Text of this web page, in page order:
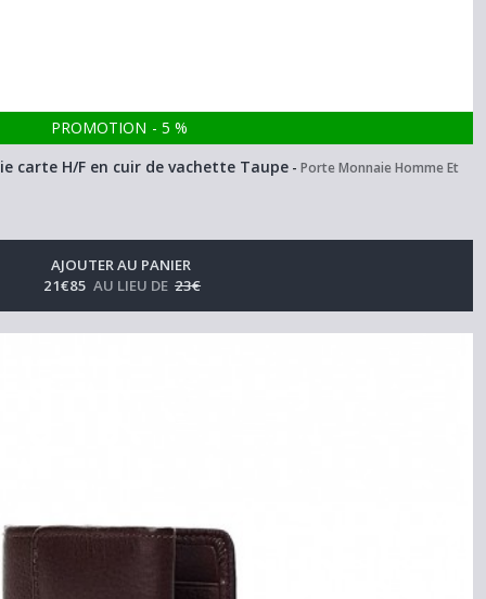
PROMOTION - 5 %
carte H/F en cuir de vachette Taupe -Porte Monnaie Homme Et
AJOUTER AU PANIER
21€85 AU LIEU DE 23€